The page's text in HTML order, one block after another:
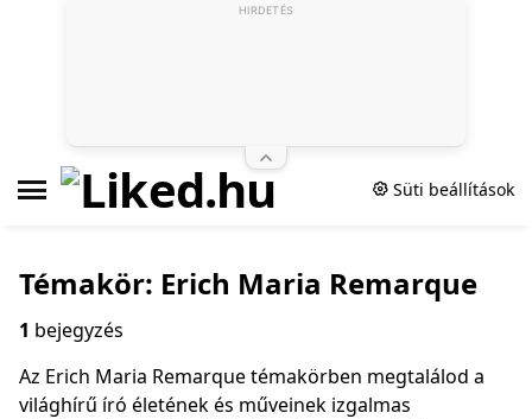
Süti beállítások
Témakör: Erich Maria Remarque
1 bejegyzés
Az Erich Maria Remarque témakörben megtalálod a
világhírű író életének és műveinek izgalmas
HIRDETÉS